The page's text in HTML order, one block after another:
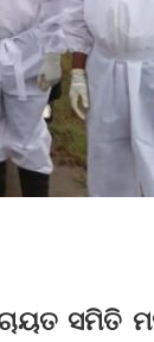
ସମିତି